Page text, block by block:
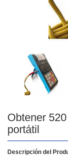
Obtener
portátil
Descripción del